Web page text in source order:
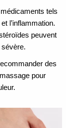
tels
l’inflammation.
peuvent
des
pour